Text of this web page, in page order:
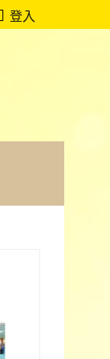
登入